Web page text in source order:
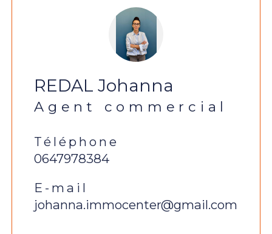
REDAL Johanna
Agent commercial
Téléphone
0647978384
E-mail
johanna.immocenter@gmail.com